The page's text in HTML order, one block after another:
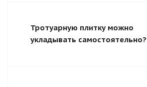
Тротуарную плитку можно
укладывать самостоятельно?